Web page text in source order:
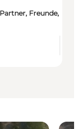
Freunde,